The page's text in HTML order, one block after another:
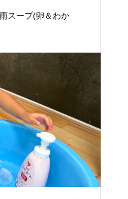
スープ(卵＆わか